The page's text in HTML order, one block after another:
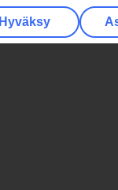
Hyväksy